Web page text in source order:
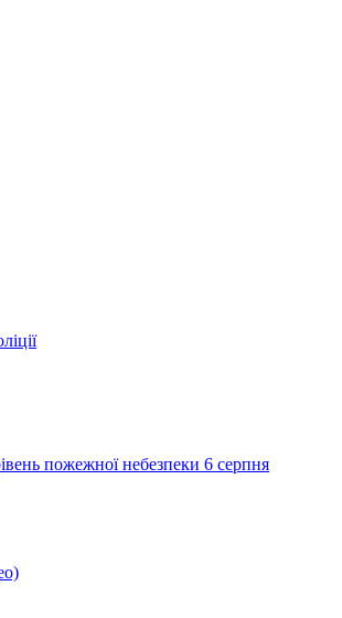
пожежної небезпеки 6 серпня